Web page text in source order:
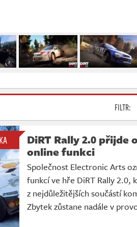
FILTR:
DiRT Rally 2.0 přijde
online funkci
Společnost Electronic Arts
funkcí ve hře DiRT Rally 2.0,
z nejdůležitějších součástí
Zbytek zůstane nadále v